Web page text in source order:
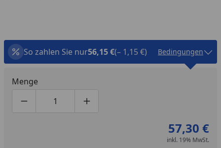
So zahlen Sie nur56,15 €(– 1,15 €) Bedingungen
Menge
Produktmenge um eins verringern
Produktmenge manuell eingeben
Produktmenge um eins erhöhen
57,30 €
inkl. 19% MwSt.